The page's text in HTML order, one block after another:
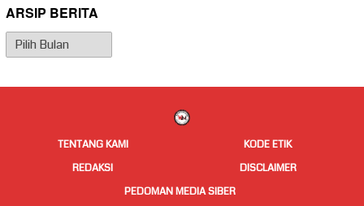
ARSIP BERITA
Arsip
Berita
TENTANG KAMI
KODE ETIK
REDAKSI
DISCLAIMER
PEDOMAN MEDIA SIBER